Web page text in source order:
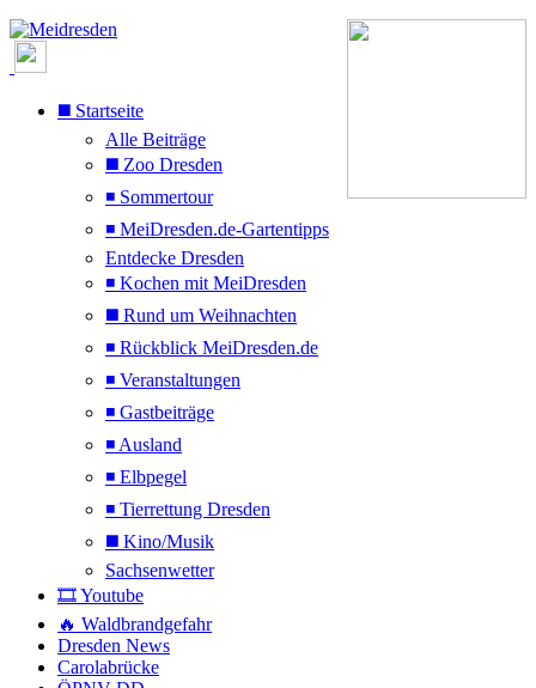
◼️ Startseite
Alle Beiträge
◼️ Zoo Dresden
◾ Sommertour
◾ MeiDresden.de-Gartentipps
Entdecke Dresden
◾ Kochen mit MeiDresden
◼️ Rund um Weihnachten
◾ Rückblick MeiDresden.de
◾ Veranstaltungen
◾ Gastbeiträge
◾ Ausland
◾ Elbpegel
◾ Tierrettung Dresden
◼️ Kino/Musik
Sachsenwetter
🎞️ Youtube
🔥 Waldbrandgefahr
Dresden News
Carolabrücke